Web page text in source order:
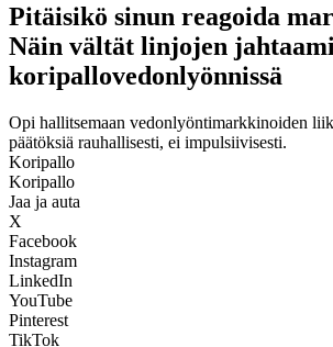
Pitäisikö sinun reagoida
Näin vältät linjojen
koripallovedonlyönnissä
Opi hallitsemaan vedonlyöntimarkkinoiden
päätöksiä rauhallisesti, ei impulsiivisesti.
Koripallo
Koripallo
Jaa ja auta
X
Facebook
Instagram
LinkedIn
YouTube
Pinterest
TikTok